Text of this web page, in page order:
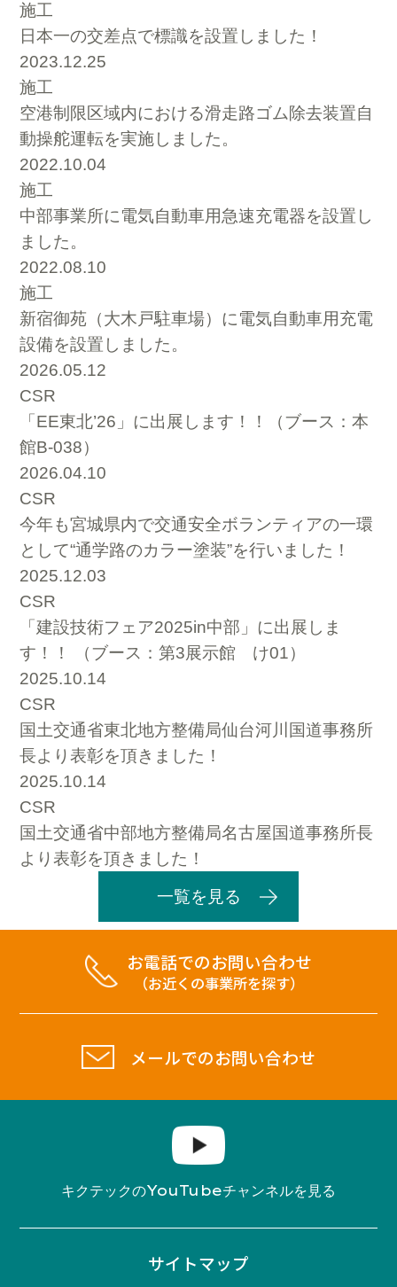
施工
日本一の交差点で標識を設置しました！
2023.12.25
施工
空港制限区域内における滑走路ゴム除去装置自
動操舵運転を実施しました。
2022.10.04
施工
中部事業所に電気自動車用急速充電器を設置し
ました。
2022.08.10
施工
新宿御苑（大木戸駐車場）に電気自動車用充電
設備を設置しました。
2026.05.12
CSR
「EE東北’26」に出展します！！（ブース：本
館B-038）
2026.04.10
CSR
今年も宮城県内で交通安全ボランティアの一環
として“通学路のカラー塗装”を行いました！
2025.12.03
CSR
「建設技術フェア2025in中部」に出展しま
す！！ （ブース：第3展示館 け01）
2025.10.14
CSR
国土交通省東北地方整備局仙台河川国道事務所
長より表彰を頂きました！
2025.10.14
CSR
国土交通省中部地方整備局名古屋国道事務所長
より表彰を頂きました！
一覧を見る
お電話でのお問い合わせ
（お近くの事業所を探す）
メールでのお問い合わせ
キクテックのYouTubeチャンネルを見る
サイトマップ